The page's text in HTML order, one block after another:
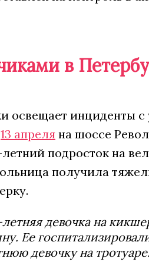
в
освещает инциденты с
13 апреля на шоссе
подросток на
получила
девочка на
Ее
девочку на